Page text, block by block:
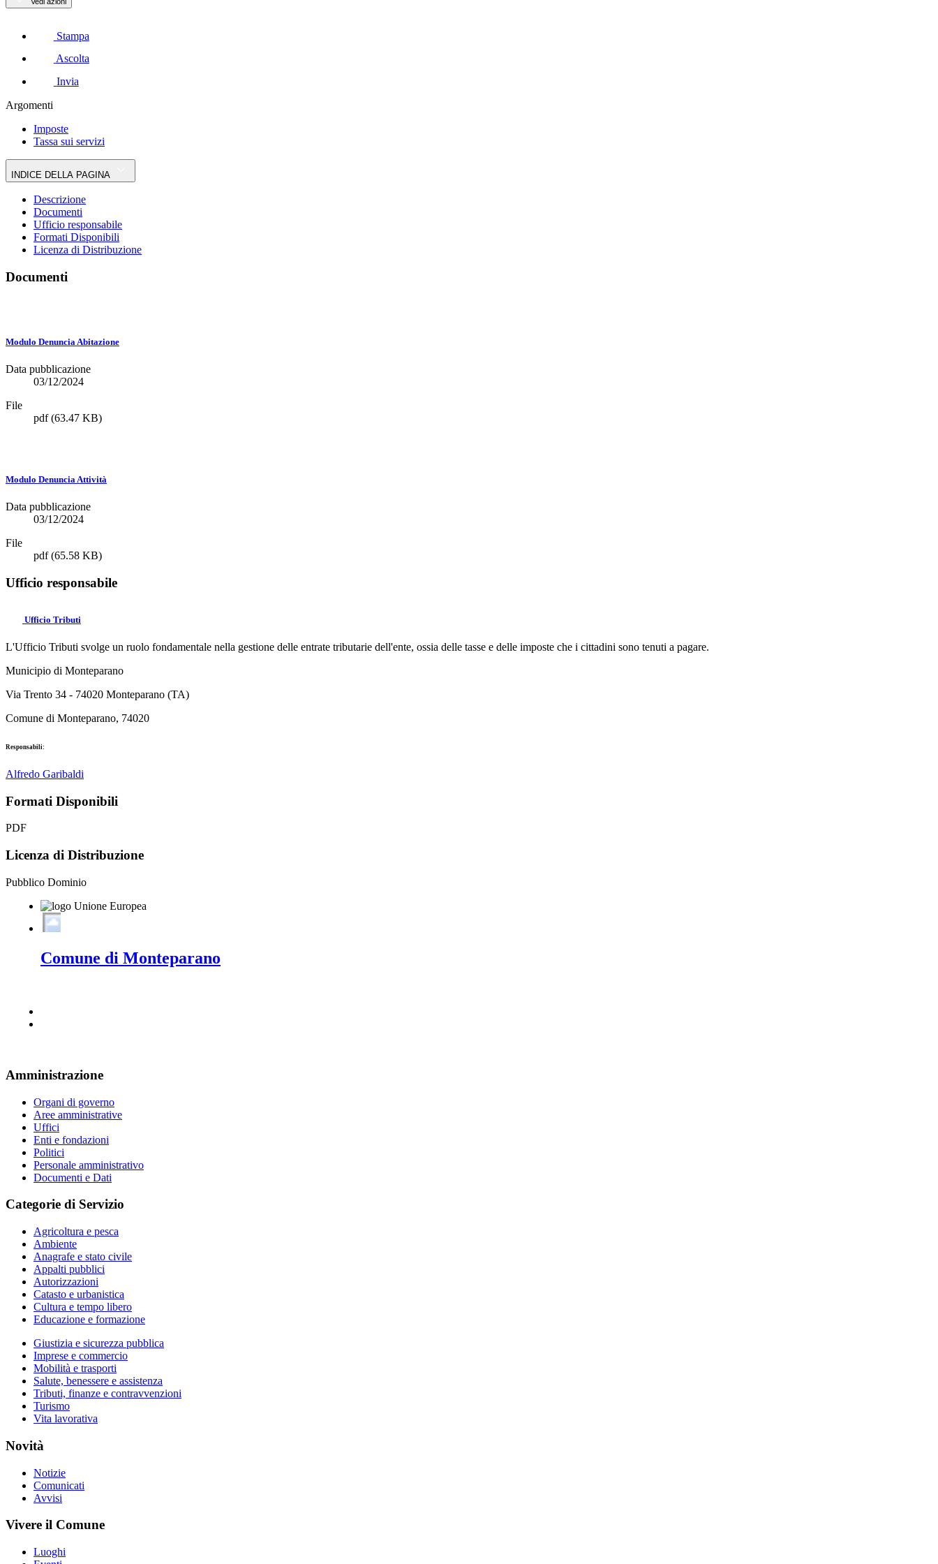
Stampa
Ascolta
Invia
Argomenti
Imposte
Tassa sui servizi
INDICE DELLA PAGINA
Descrizione
Documenti
Ufficio responsabile
Formati Disponibili
Licenza di Distribuzione
Documenti
Modulo Denuncia Abitazione
Data pubblicazione
03/12/2024
File
pdf(63.47 KB)
Modulo Denuncia Attività
Data pubblicazione
03/12/2024
File
pdf(65.58 KB)
Ufficio responsabile
Ufficio Tributi
L'Ufficio Tributi svolge un ruolo fondamentale nella gestione delle entrate tributarie dell'ente, ossia delle tasse e delle imposte che i cittadini sono tenuti a pagare.
Municipio di Monteparano
Via Trento 34 - 74020 Monteparano (TA)
Comune di Monteparano, 74020
Responsabili:
Alfredo Garibaldi
Formati Disponibili
PDF
Licenza di Distribuzione
Pubblico Dominio
Comune di Monteparano
Amministrazione
Organi di governo
Aree amministrative
Uffici
Enti e fondazioni
Politici
Personale amministrativo
Documenti e Dati
Categorie di Servizio
Agricoltura e pesca
Ambiente
Anagrafe e stato civile
Appalti pubblici
Autorizzazioni
Catasto e urbanistica
Cultura e tempo libero
Educazione e formazione
Giustizia e sicurezza pubblica
Imprese e commercio
Mobilità e trasporti
Salute, benessere e assistenza
Tributi, finanze e contravvenzioni
Turismo
Vita lavorativa
Novità
Notizie
Comunicati
Avvisi
Vivere il Comune
Luoghi